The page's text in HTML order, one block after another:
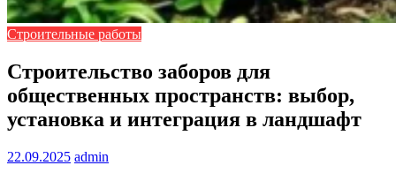
Строительные работы
Строительство заборов для
общественных пространств: выбор,
установка и интеграция в ландшафт
22.09.2025 admin